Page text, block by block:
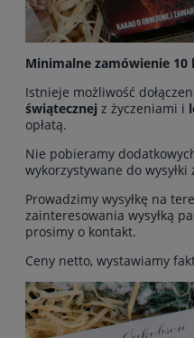
Minimalne zamówienie 10
Istnieje możliwość
świątecznej z życzeniami i
opłatą.
Nie pobieramy
wykorzystywane do wysyłki
Prowadzimy wysyłkę na
zainteresowania wysyłką
prosimy o kontakt.
Ceny netto, wystawiamy